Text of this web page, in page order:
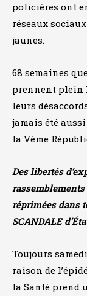
policières ont
réseaux
jaunes.
68 semaines
prennent plein
leurs
jamais été
la Vème
Des libertés
réprimées dans
SCANDALE
Toujours
raison de
la Santé prend